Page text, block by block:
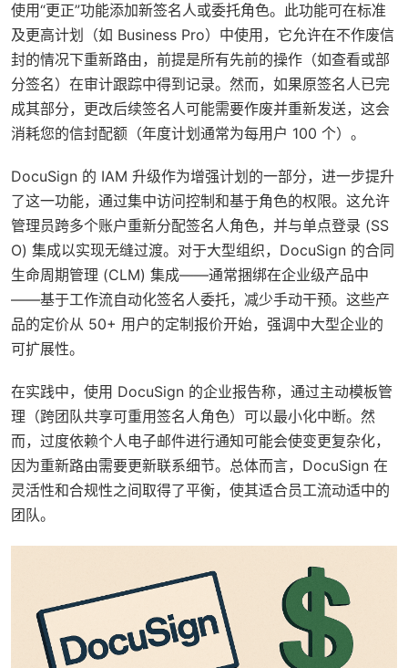
使用“更正”功能添加新签名人或委托角色。此功能可在标准
及更高计划（如 Business Pro）中使用，它允许在不作废信
封的情况下重新路由，前提是所有先前的操作（如查看或部
分签名）在审计跟踪中得到记录。然而，如果原签名人已完
成其部分，更改后续签名人可能需要作废并重新发送，这会
消耗您的信封配额（年度计划通常为每用户 100 个）。
DocuSign 的 IAM 升级作为增强计划的一部分，进一步提升
了这一功能，通过集中访问控制和基于角色的权限。这允许
管理员跨多个账户重新分配签名人角色，并与单点登录 (SS
O) 集成以实现无缝过渡。对于大型组织，DocuSign 的合同
生命周期管理 (CLM) 集成——通常捆绑在企业级产品中
——基于工作流自动化签名人委托，减少手动干预。这些产
品的定价从 50+ 用户的定制报价开始，强调中大型企业的
可扩展性。
在实践中，使用 DocuSign 的企业报告称，通过主动模板管
理（跨团队共享可重用签名人角色）可以最小化中断。然
而，过度依赖个人电子邮件进行通知可能会使变更复杂化，
因为重新路由需要更新联系细节。总体而言，DocuSign 在
灵活性和合规性之间取得了平衡，使其适合员工流动适中的
团队。